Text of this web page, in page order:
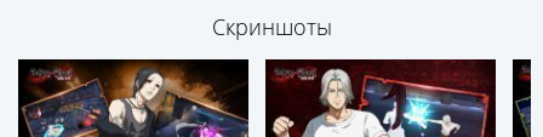
Скриншоты